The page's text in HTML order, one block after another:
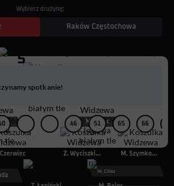
Wybierz drużynę:
Raków Częstochowa
5
Czerwiec Z. Wyciszkiewicz M. Szymkowiak
M. Zając
J. Dembiński
spotkanie!
46 51 65 66
M. Citko